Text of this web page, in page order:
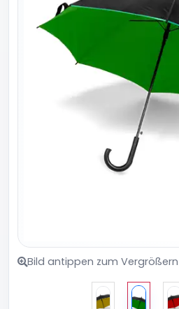
Bild antippen zum Vergrößern